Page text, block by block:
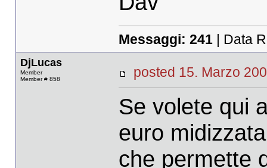
Messaggi: 241| Data
DjLucas
Member
Member # 858
posted 15. Marzo
Se volete qui
euro
che permette